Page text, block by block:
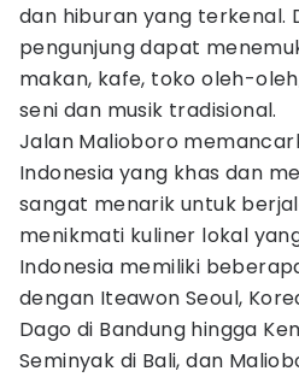
dan hiburan yang terkenal.
pengunjung dapat
makan, kafe, toko oleh-
seni dan musik tradisional.
Jalan Malioboro
Indonesia yang khas dan
sangat menarik untuk
menikmati kuliner lokal
Indonesia memiliki
dengan Iteawon Seoul,
Dago di Bandung hingga
Seminyak di Bali, dan